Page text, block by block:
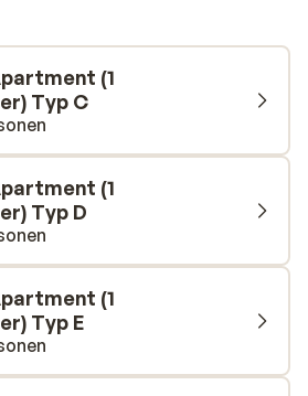
in einer ruhigen Umgebung
alles bequem zu Fuß erreichst.
Auswahl an Apartmenttypen zur
2-Zimmer-Wohnungen für
zu großzügigen 4-Zimmer-
bis 8 Personen. Alle
eingerichtet, mit
bequemen Sofas,
Essbereichen – perfekt
einem aktiven Tag im Schnee.
(1
Typ C
(1
Typ D
(1
Typ E